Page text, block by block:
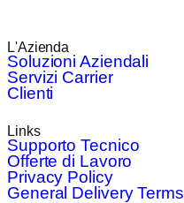
L'Azienda
Soluzioni Aziendali
Servizi Carrier
Clienti
Links
Supporto Tecnico
Offerte di Lavoro
Privacy Policy
General Delivery Terms